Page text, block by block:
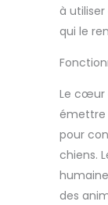
à
qui le
Le cœur
émettre
pour
chiens.
des